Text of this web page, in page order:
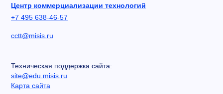
Центр коммерциализации технологий
+7 495 638-46-57
cctt@misis.ru
Техническая поддержка сайта:
site@edu.misis.ru
Карта сайта